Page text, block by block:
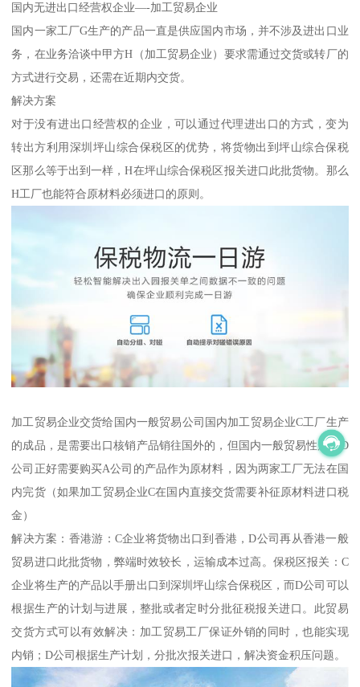
国内无进出口经营权企业—-加工贸易企业
国内一家工厂G生产的产品一直是供应国内市场，并不涉及进出口业
务，在业务洽谈中甲方H（加工贸易企业）要求需通过交货或转厂的
方式进行交易，还需在近期内交货。
解决方案
对于没有进出口经营权的企业，可以通过代理进出口的方式，变为
转出方利用深圳坪山综合保税区的优势，将货物出到坪山综合保税
区那么等于出到一样，H在坪山综合保税区报关进口此批货物。那么
H工厂也能符合原材料必须进口的原则。
加工贸易企业交货给国内一般贸易公司 国内加工贸易企业C工厂生产
的成品，是需要出口核销产品销往国外的，但国内一般贸易性质的D
公司正好需要购买A公司的产品作为原材料，因为两家工厂无法在国
内完货（如果加工贸易企业C在国内直接交货需要补征原材料进口税
金）
解决方案：香港游：C企业将货物出口到香港，D公司再从香港一般
贸易进口此批货物，弊端时效较长，运输成本过高。保税区报关：C
企业将生产的产品以手册出口到深圳坪山综合保税区，而D公司可以
根据生产的计划与进展，整批或者定时分批征税报关进口。此贸易
交货方式可以有效解决：加工贸易工厂保证外销的同时，也能实现
内销；D公司根据生产计划，分批次报关进口，解决资金积压问题。